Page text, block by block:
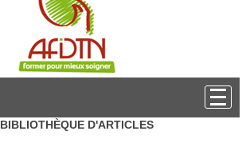
BIBLIOTHÈQUE D'ARTICLES